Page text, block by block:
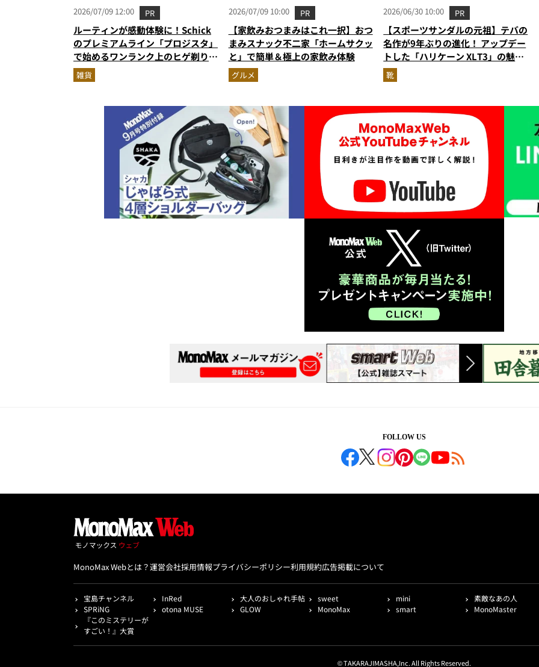
2026/07/09 12:00 PR
ルーティンが感動体験に！Schick
のプレミアムライン「プロジスタ」
で始めるワンランク上のヒゲ剃り習
慣
雑貨
2026/07/09 10:00 PR
【家飲みおつまみはこれ一択】おつ
まみスナック不二家「ホームサクッ
と」で簡単＆極上の家飲み体験
グルメ
2026/06/30 10:00 PR
【スポーツサンダルの元祖】テバの
名作が9年ぶりの進化！ アップデー
トした「ハリケーン XLT3」の魅力
を識者があらゆる角度から徹底解
説！
靴
FOLLOW US
MonoMax Webとは？運営会社採用情報プライバシーポリシー利用規約広告掲載について
宝島チャンネル InRed 大人のおしゃれ手帖 sweet mini
素敵なあの人
SPRiNG
otona MUSE GLOW MonoMax smart
MonoMaster
『このミステリーが
すごい！』大賞
© TAKARAJIMASHA,Inc. All Rights Reserved.